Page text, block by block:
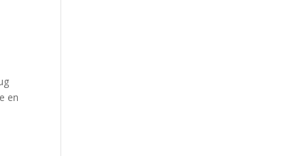
en